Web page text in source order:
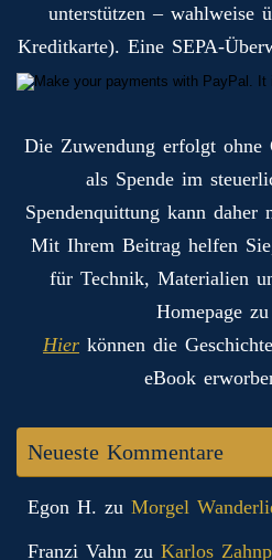
unterstützen – wahlweise
Kreditkarte). Eine SEPA-
Die Zuwendung erfolgt ohne
als Spende im
Spendenquittung kann daher
Mit Ihrem Beitrag helfen
für Technik, Materialien
Homepage
Hier können die
eBook
Neueste Kommentare
Egon H. zu Morgel
Franzi Vahn zu Karlos